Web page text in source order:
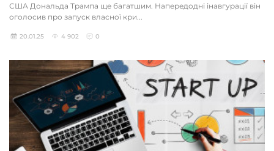
США Дональда Трампа ще багатшим. Напередодні інавгурації він
оголосив про запуск власної кри...
20.01.25 4 902 0